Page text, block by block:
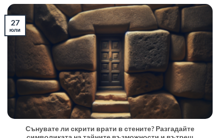
Сънувате ли скрити врати в стените? Разгадайте
27
юли